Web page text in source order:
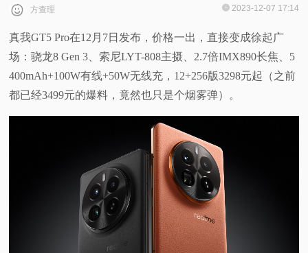
首
页
快
方查理 2023-12-07 17:14
真我GT5 Pro在12月7日发布，价格一出，直接变成徐起广
场：骁龙8 Gen 3、索尼LYT-808主摄、2.7倍IMX890长焦、5
400mAh+100W有线+50W无线充，12+256版3298元起（之前
都已经3499元的爆料，竟然也只是个烟雾弹）。